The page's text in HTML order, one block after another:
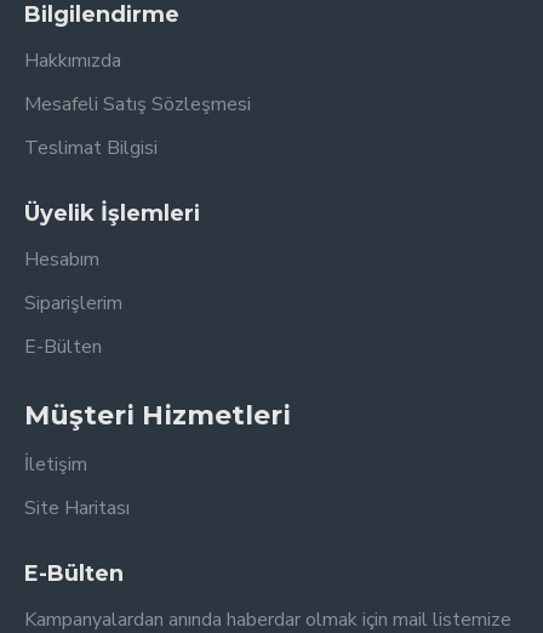
Bilgilendirme
Hakkımızda
Mesafeli Satış Sözleşmesi
Teslimat Bilgisi
Üyelik İşlemleri
Hesabım
Siparişlerim
E-Bülten
Müşteri Hizmetleri
İletişim
Site Haritası
E-Bülten
Kampanyalardan anında haberdar olmak için mail listemize